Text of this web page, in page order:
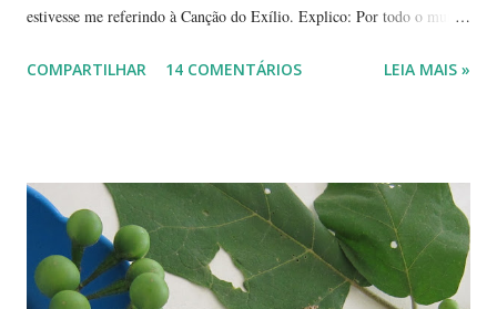
estivesse me referindo à Canção do Exílio. Explico: Por todo o mundo
precisos, mas é por aí. Na Europa existe uma grande quantidade delas,
coquinho, morango, amora - estou citando as que amo, claro. Em
Paris pode-se encontrar a reine-claude em quase todos os lugares, dos
supermercados às feiras livres. Foi em uma dessas feiras que a
conheci. Compramos muitas. Quando a experimentei... Ah! Como é
COMPARTILHAR 14 COMENTÁRIOS LEIA MAIS »